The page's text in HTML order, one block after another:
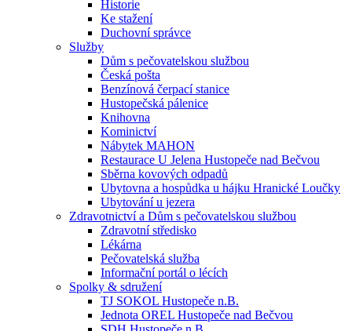
Historie
Ke stažení
Duchovní správce
Služby
Dům s pečovatelskou službou
Česká pošta
Benzínová čerpací stanice
Hustopečská pálenice
Knihovna
Kominictví
Nábytek MAHON
Restaurace U Jelena Hustopeče nad Bečvou
Sběrna kovových odpadů
Ubytovna a hospůdka u hájku Hranické Loučky
Ubytování u jezera
Zdravotnictví a Dům s pečovatelskou službou
Zdravotní středisko
Lékárna
Pečovatelská služba
Informační portál o lécích
Spolky & sdružení
TJ SOKOL Hustopeče n.B.
Jednota OREL Hustopeče nad Bečvou